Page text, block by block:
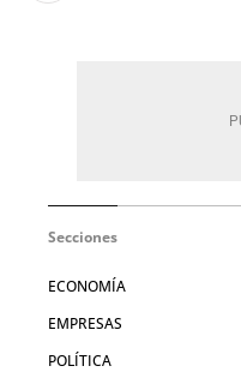
Secciones
ECONOMÍA
EMPRESAS
POLÍTICA